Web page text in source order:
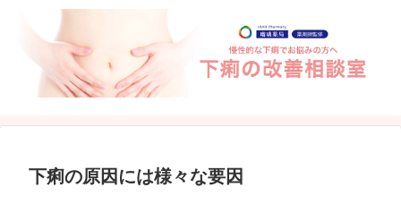
下痢の原因には様々な要因